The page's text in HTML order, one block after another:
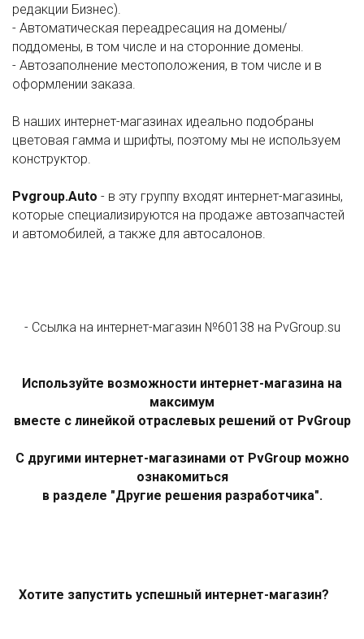
редакции Бизнес).
- Автоматическая переадресация на домены/
поддомены, в том числе и на сторонние домены.
- Автозаполнение местоположения, в том числе и в
оформлении заказа.
В наших интернет-магазинах идеально подобраны
цветовая гамма и шрифты, поэтому мы не используем
конструктор.
Pvgroup.Auto - в эту группу входят интернет-магазины,
которые специализируются на продаже автозапчастей
и автомобилей, а также для автосалонов.
- Ссылка на интернет-магазин №60138 на PvGroup.su
Используйте возможности интернет-магазина на
максимум
вместе с линейкой отраслевых решений от PvGroup
С другими интернет-магазинами от PvGroup можно
ознакомиться
в разделе "Другие решения разработчика".
Хотите запустить успешный интернет-магазин?